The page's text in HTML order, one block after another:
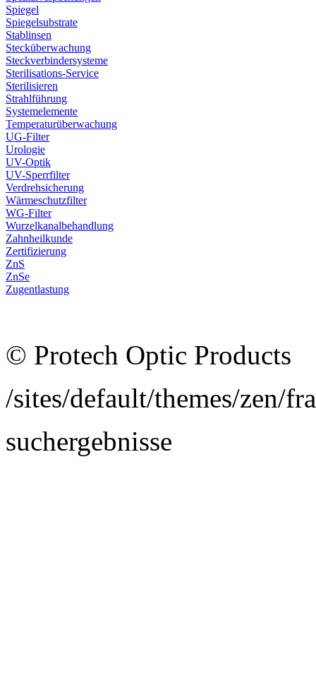
Spiegel
Spiegelsubstrate
Stablinsen
Stecküberwachung
Steckverbindersysteme
Sterilisations-Service
Sterilisieren
Strahlführung
Systemelemente
Temperaturüberwachung
UG-Filter
Urologie
UV-Optik
UV-Sperrfilter
Verdrehsicherung
Wärmeschutzfilter
WG-Filter
Wurzelkanalbehandlung
Zahnheilkunde
Zertifizierung
ZnS
ZnSe
Zugentlastung
© Protech Optic Products
/sites/default/themes/zen/
suchergebnisse